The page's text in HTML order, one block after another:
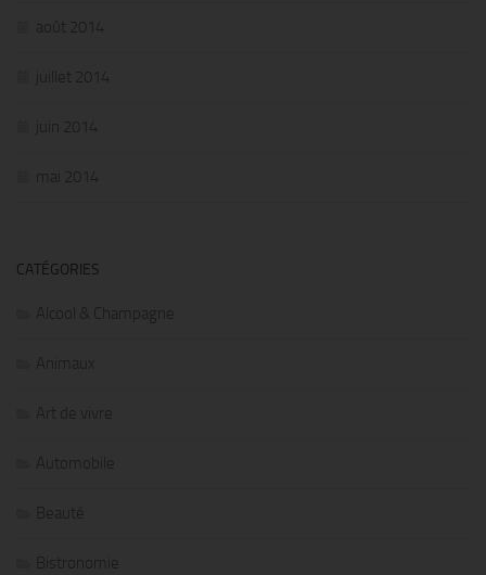
août 2014
juillet 2014
juin 2014
mai 2014
CATÉGORIES
Alcool & Champagne
Animaux
Art de vivre
Automobile
Beauté
Bistronomie